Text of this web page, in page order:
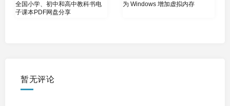
全国小学、初中和高中教科书电
子课本PDF网盘分享
为 Windows 增加虚拟内存
暂无评论